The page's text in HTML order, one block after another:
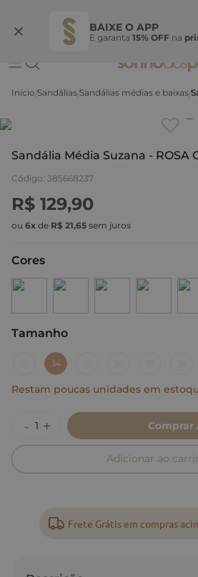
BAIXE O APP
E garanta 15% OFF na
Ganhe 10% OFF na coleção utilizando
Sandálias Sandálias médias e baixas
Sandália Média Suzana - ROSA
Código: 385668237
R$ 129,90
ou 6x de R$ 21,65 sem juros
Cores
Tamanho
34
Restam poucas unidades em
Comprar
Adicionar ao
Frete Grátis em compras